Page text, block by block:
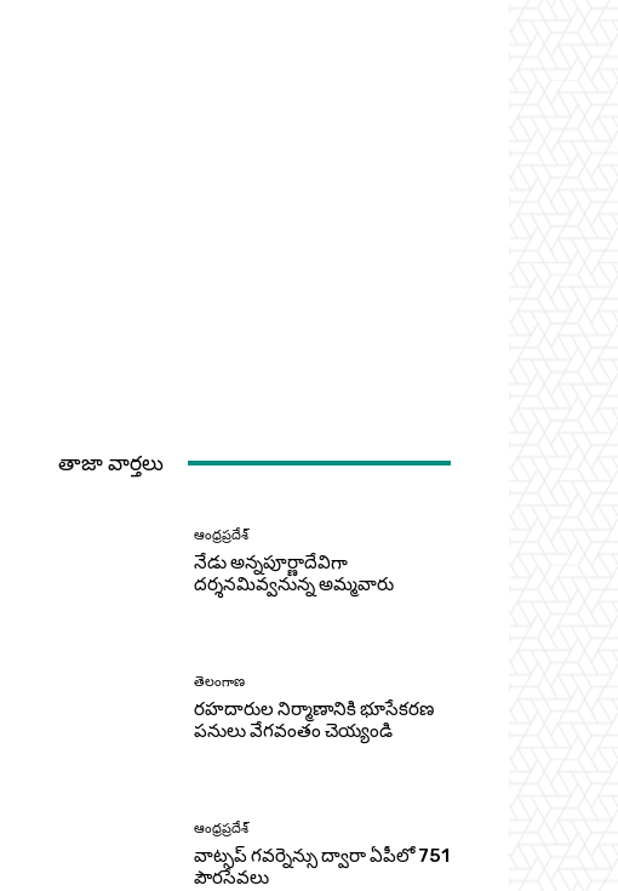
తాజా వార్తలు
ఆంధ్రప్రదేశ్
నేడు అన్నపూర్ణాదేవిగా
దర్శనమివ్వనున్న అమ్మవారు
తెలంగాణ
రహదారుల నిర్మాణానికి భూసేకరణ
పనులు వేగవంతం చెయ్యండి
ఆంధ్రప్రదేశ్
వాట్సప్ గవర్నెన్సు ద్వారా ఏపీలో 751
పౌరసేవలు